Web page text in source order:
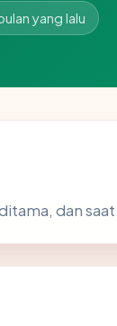
yang lalu
dan saat